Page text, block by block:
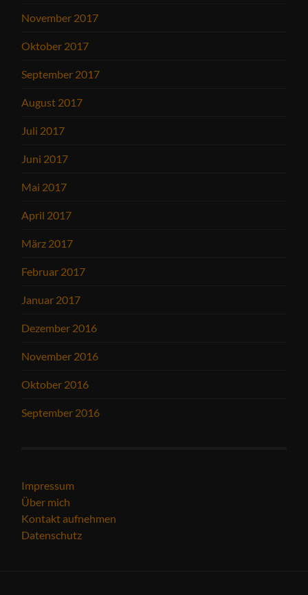
November 2017
Oktober 2017
September 2017
August 2017
Juli 2017
Juni 2017
Mai 2017
April 2017
März 2017
Februar 2017
Januar 2017
Dezember 2016
November 2016
Oktober 2016
September 2016
Impressum
Über mich
Kontakt aufnehmen
Datenschutz